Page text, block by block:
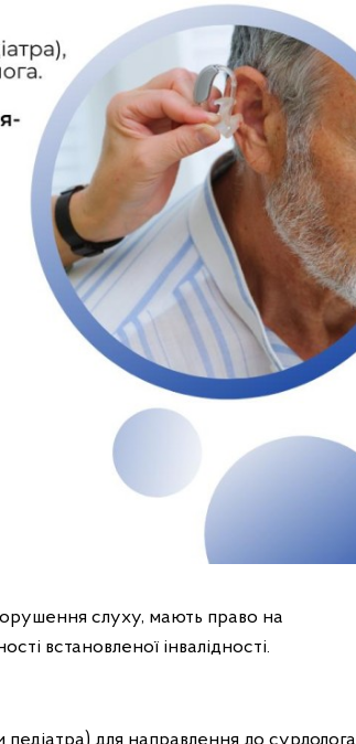
слуху, мають право на
встановленої інвалідності.